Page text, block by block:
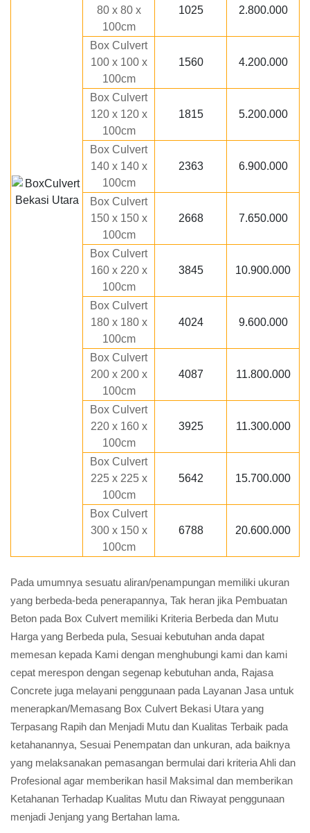
80 x 80 x
100cm
1025 2.800.000
Box Culvert
100 x 100 x
100cm
1560 4.200.000
Box Culvert
120 x 120 x
100cm
1815 5.200.000
Box Culvert
140 x 140 x
100cm
2363 6.900.000
Box Culvert
150 x 150 x
100cm
2668 7.650.000
Box Culvert
160 x 220 x
100cm
3845 10.900.000
Box Culvert
180 x 180 x
100cm
4024 9.600.000
Box Culvert
200 x 200 x
100cm
4087 11.800.000
Box Culvert
220 x 160 x
100cm
3925 11.300.000
Box Culvert
225 x 225 x
100cm
5642 15.700.000
Box Culvert
300 x 150 x
100cm
6788 20.600.000
Pada umumnya sesuatu aliran/penampungan memiliki ukuran
yang berbeda-beda penerapannya, Tak heran jika Pembuatan
Beton pada Box Culvert memiliki Kriteria Berbeda dan Mutu
Harga yang Berbeda pula, Sesuai kebutuhan anda dapat
memesan kepada Kami dengan menghubungi kami dan kami
cepat merespon dengan segenap kebutuhan anda, Rajasa
Concrete juga melayani penggunaan pada Layanan Jasa untuk
menerapkan/Memasang Box Culvert Bekasi Utara yang
Terpasang Rapih dan Menjadi Mutu dan Kualitas Terbaik pada
ketahanannya, Sesuai Penempatan dan unkuran, ada baiknya
yang melaksanakan pemasangan bermulai dari kriteria Ahli dan
Profesional agar memberikan hasil Maksimal dan memberikan
Ketahanan Terhadap Kualitas Mutu dan Riwayat penggunaan
menjadi Jenjang yang Bertahan lama.